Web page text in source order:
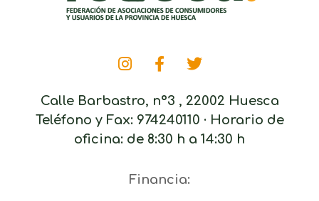
Calle Barbastro, nº3 , 22002 Huesca
Teléfono y Fax: 974240110 · Horario de
oficina: de 8:30 h a 14:30 h
Financia: